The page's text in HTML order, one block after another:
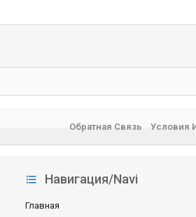
Навигация/Navi
Главная
Обратная Связь Условия